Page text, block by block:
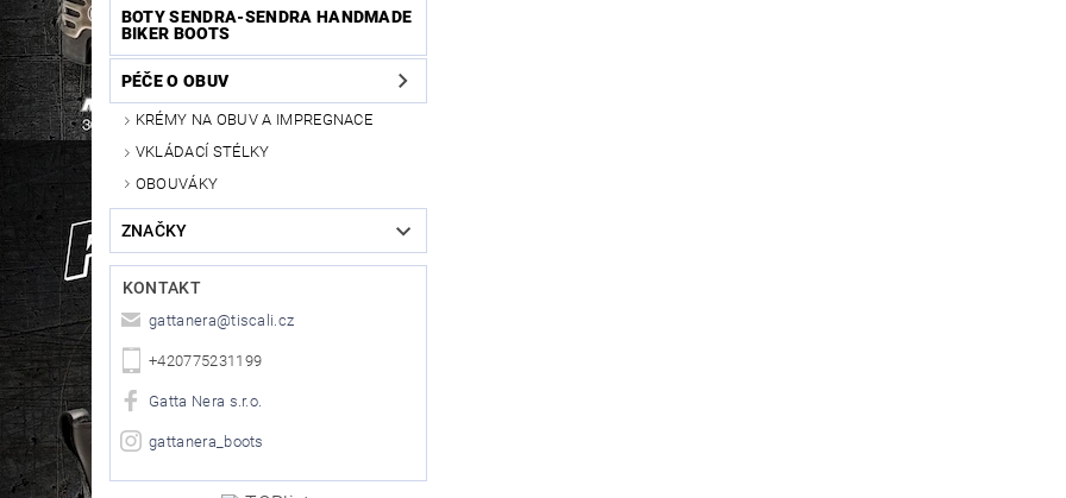
BOTY SENDRA-SENDRA HANDMADE
BIKER BOOTS
PÉČE O OBUV
KRÉMY NA OBUV A IMPREGNACE
VKLÁDACÍ STÉLKY
OBOUVÁKY
ZNAČKY
KONTAKT
gattanera@tiscali.cz
+420775231199
Gatta Nera s.r.o.
gattanera_boots